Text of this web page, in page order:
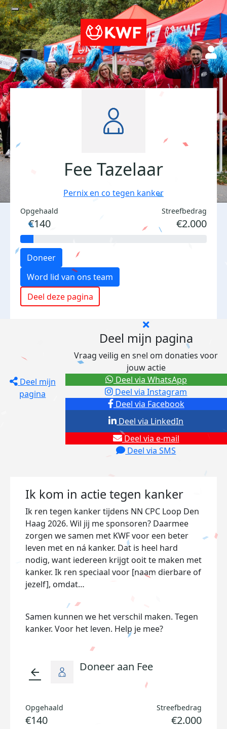
Fee Tazelaar
Pernix en co tegen kanker
Opgehaald
€140
Streefbedrag
€2.000
Doneer
Word lid van ons team
Deel deze pagina
Deel mijn
pagina
Deel mijn pagina
Vraag veilig en snel om donaties voor
jouw actie
Deel via Facebook
Deel via Instagram
Deel via e-mail
Deel via SMS
Deel via LinkedIn
Deel via WhatsApp
Ik kom in actie tegen kanker
Ik ren tegen kanker tijdens NN CPC Loop Den
Haag 2026. Wil jij me sponsoren? Daarmee
zorgen we samen met KWF voor een beter
leven met en ná kanker. Dat is heel hard
nodig, want iedereen krijgt ooit te maken met
kanker. Ik ren speciaal voor [naam dierbare of
jezelf], omdat…
Samen kunnen we het verschil maken. Tegen
kanker. Voor het leven. Help je mee?
arrow_back Doneer aan Fee
Opgehaald
€140
Streefbedrag
€2.000